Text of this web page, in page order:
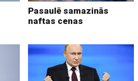
Pasaulē samazinās
naftas cenas